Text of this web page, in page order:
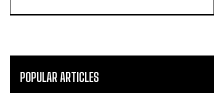
POPULAR ARTICLES